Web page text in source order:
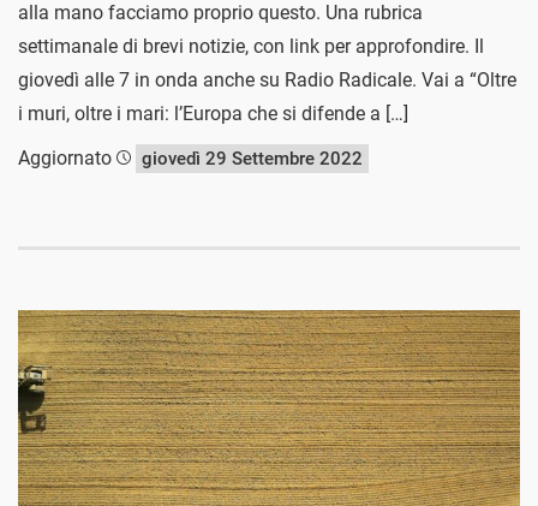
alla mano facciamo proprio questo. Una rubrica
settimanale di brevi notizie, con link per approfondire. Il
giovedì alle 7 in onda anche su Radio Radicale. Vai a “Oltre
i muri, oltre i mari: l’Europa che si difende a […]
Aggiornato
giovedì 29 Settembre 2022